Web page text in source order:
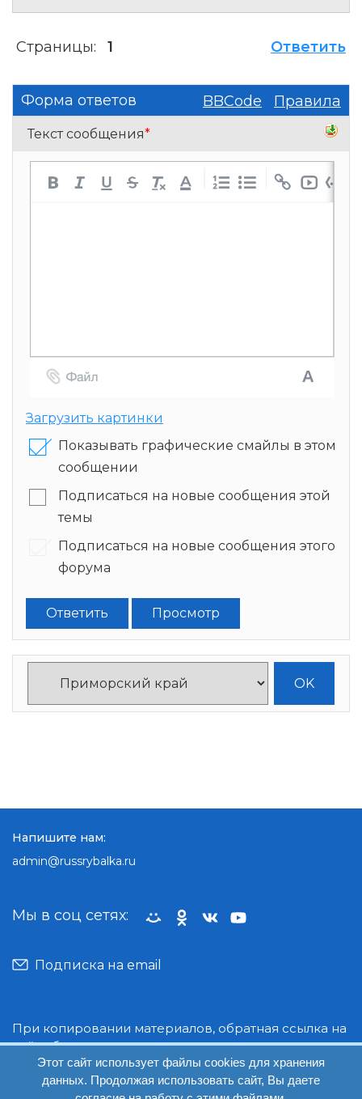
Страницы: 1 Ответить
BBCode Правила
Форма ответов
Текст сообщения*
Загрузить картинки
Показывать графические смайлы в этом
сообщении
Подписаться на новые сообщения этой
темы
Подписаться на новые сообщения этого
форума
Ответить Просмотр
При копировании материалов, обратная ссылка на
сайт обязательна.
© Руссрыбалка: 2018-2026
Мы в соц сетях:
Подписка на email
Напишите нам:
admin@russrybalka.ru
Этот сайт использует файлы cookies для хранения
данных. Продолжая использовать сайт, Вы даете